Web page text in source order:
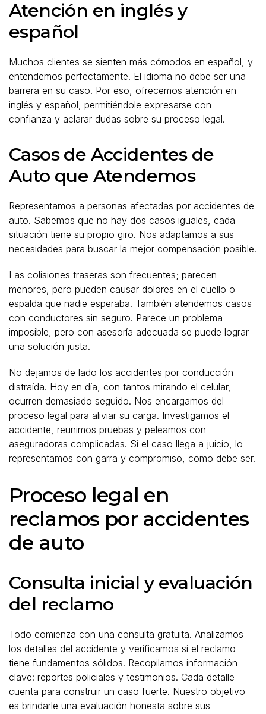
Atención en inglés y
español
Muchos clientes se sienten más cómodos en español, y
entendemos perfectamente. El idioma no debe ser una
barrera en su caso. Por eso, ofrecemos atención en
inglés y español, permitiéndole expresarse con
confianza y aclarar dudas sobre su proceso legal.
Casos de Accidentes de
Auto que Atendemos
Representamos a personas afectadas por accidentes de
auto. Sabemos que no hay dos casos iguales, cada
situación tiene su propio giro. Nos adaptamos a sus
necesidades para buscar la mejor compensación posible.
Las colisiones traseras son frecuentes; parecen
menores, pero pueden causar dolores en el cuello o
espalda que nadie esperaba. También atendemos casos
con conductores sin seguro. Parece un problema
imposible, pero con asesoría adecuada se puede lograr
una solución justa.
No dejamos de lado los accidentes por conducción
distraída. Hoy en día, con tantos mirando el celular,
ocurren demasiado seguido. Nos encargamos del
proceso legal para aliviar su carga. Investigamos el
accidente, reunimos pruebas y peleamos con
aseguradoras complicadas. Si el caso llega a juicio, lo
representamos con garra y compromiso, como debe ser.
Proceso legal en
reclamos por accidentes
de auto
Consulta inicial y evaluación
del reclamo
Todo comienza con una consulta gratuita. Analizamos
los detalles del accidente y verificamos si el reclamo
tiene fundamentos sólidos. Recopilamos información
clave: reportes policiales y testimonios. Cada detalle
cuenta para construir un caso fuerte. Nuestro objetivo
es brindarle una evaluación honesta sobre sus